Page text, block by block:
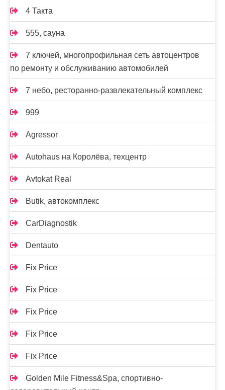
4 Такта
555, сауна
7 ключей, многопрофильная сеть автоцентров
по ремонту и обслуживанию автомобилей
7 небо, ресторанно-развлекательный комплекс
999
Agressor
Autohaus на Королёва, техцентр
Avtokat Real
Butik, автокомплекс
CarDiagnostik
Dentauto
Fix Price
Fix Price
Fix Price
Fix Price
Fix Price
Golden Mile Fitness&Spa, спортивно-